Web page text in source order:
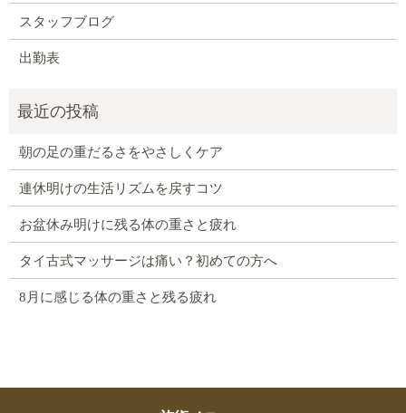
スタッフブログ
出勤表
朝の足の重だるさをやさしくケア
連休明けの生活リズムを戻すコツ
お盆休み明けに残る体の重さと疲れ
タイ古式マッサージは痛い？初めての方へ
8月に感じる体の重さと残る疲れ